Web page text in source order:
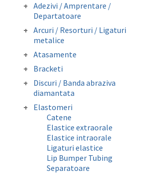
Adezivi / Amprentare /
Departatoare
Adezivi bracketi
Adezivi inel molar
Amprentare
Departatoare
Arcuri / Resorturi / Ligaturi
metalice
Arcuri preformate
fizionomice
Arcuri preformate
metalice
Fire otel drepte
preformate
Resorturi
Atasamente
Butoni colabili
Carlige crimpabile
Contentie
Mini stops
Obiceiuri vicioase
Bracketi
Bracketi autoligaturanti
Bracketi fizionomici
Bracketi metalici
Discuri / Banda abraziva
diamantata
Banda perforata abraziva
metalica diamantata
Elastomeri
Catene
Elastice extraorale
Elastice intraorale
Ligaturi elastice
Lip Bumper Tubing
Separatoare